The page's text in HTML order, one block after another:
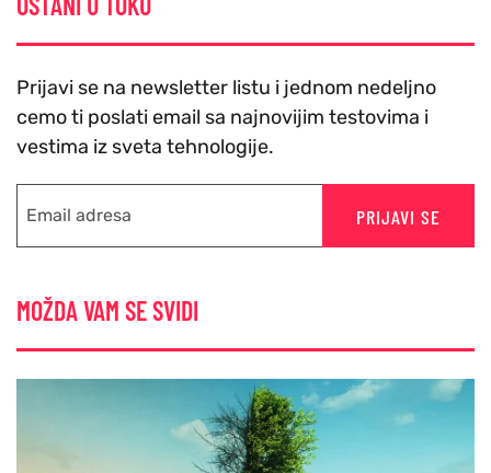
Prijavi se na newsletter listu i jednom nedeljno
cemo ti poslati email sa najnovijim testovima i
vestima iz sveta tehnologije.
PRIJAVI SE
MOŽDA VAM SE SVIDI